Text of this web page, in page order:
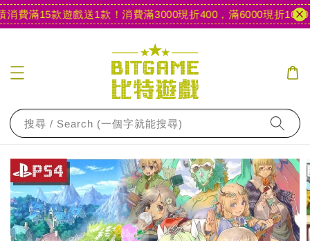
費滿15款遊戲送1款！ 消費滿3000現折400，滿6000現折1000【
搜尋 / Search (一個字就能搜尋)